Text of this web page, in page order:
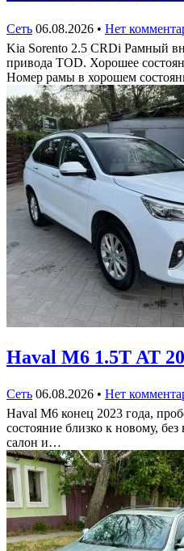
Сеть 06.08.2026 • Нет
Kia Sorento 2.5 CRDi Рамный
привода TOD. Хорошее
Номер рамы в хорошем
Haval M6 1.5T AT
Сеть 06.08.2026 • Нет
Haval M6 конец 2023 года,
состояние близко к новому,
салон и…